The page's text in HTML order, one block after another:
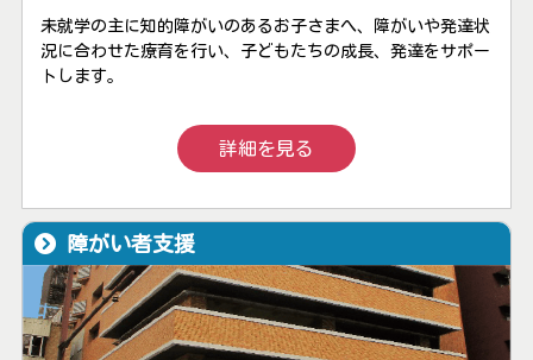
未就学の主に知的障がいのあるお子さまへ、障がいや発達状
況に合わせた療育を行い、子どもたちの成長、発達をサポー
トします。
詳細を見る
障がい者支援